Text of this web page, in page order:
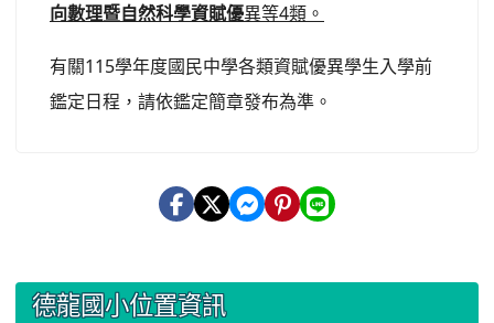
向數理暨自然科學資賦優異等4類。
有關115學年度國民中學各類資賦優異學生入學前
鑑定日程，請依鑑定簡章發布為準。
::: 德龍國小位置資訊